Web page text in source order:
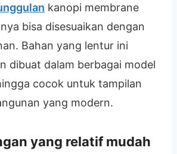
kanopi membrane
bisa disesuaikan dengan
Bahan yang lentur ini
dibuat dalam berbagai model
cocok untuk tampilan
yang modern.
yang relatif mudah